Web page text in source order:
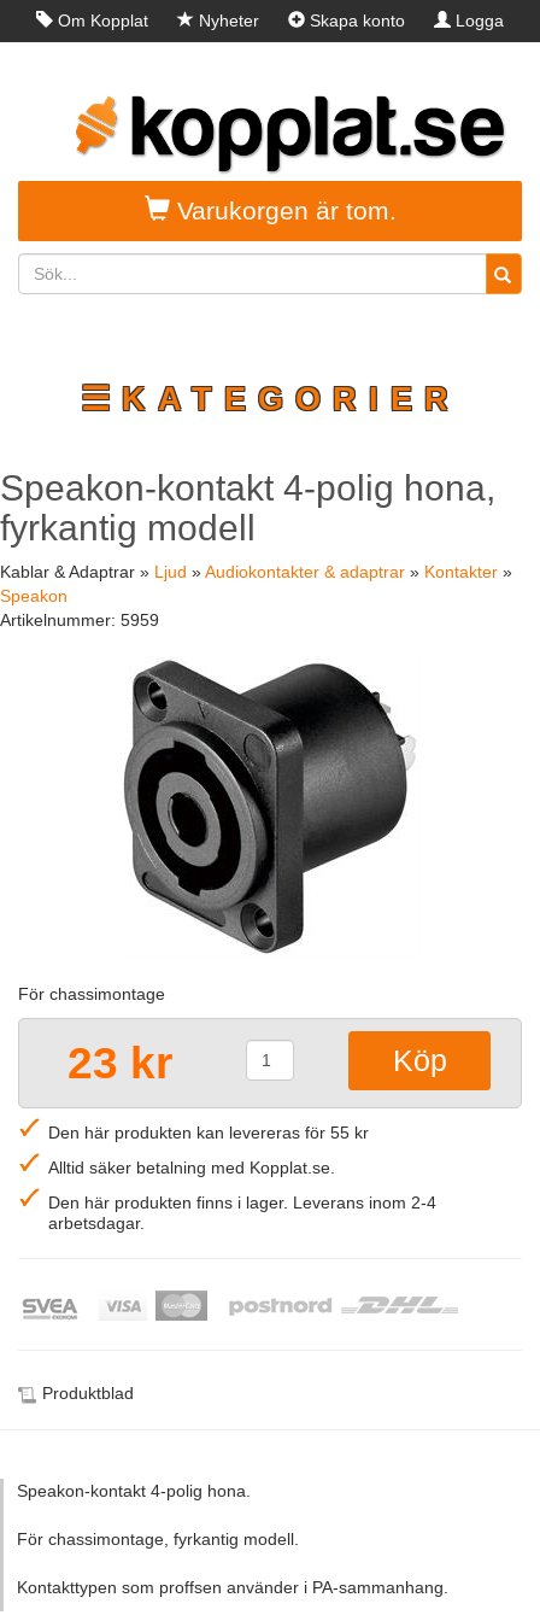
Om Kopplat Nyheter Skapa konto Logga
Varukorgen är tom.
☰KATEGORIER
Speakon-kontakt 4-polig hona,
fyrkantig modell
Kablar & Adaptrar » Ljud »Audiokontakter & adaptrar » Kontakter »
Speakon
Artikelnummer: 5959
För chassimontage
23 kr
Den här produkten kan levereras för 55 kr
Alltid säker betalning med Kopplat.se.
Den här produkten finns i lager. Leverans inom 2-4
arbetsdagar.
Produktblad
Speakon-kontakt 4-polig hona.
För chassimontage, fyrkantig modell.
Kontakttypen som proffsen använder i PA-sammanhang.